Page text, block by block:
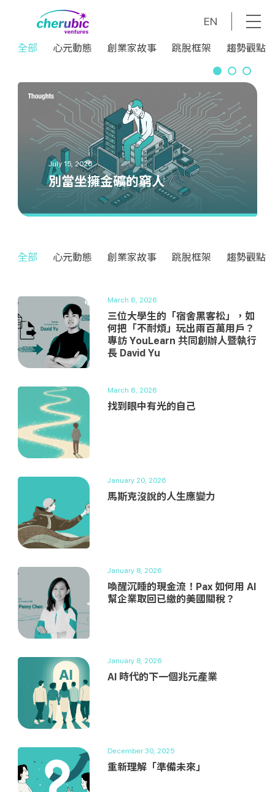
EN
全部 心元動態 創業家故事 跳脫框架 趨勢觀點
July 15, 2026
別當坐擁金礦的窮人
July 14, 2026
從世界盃到外星人都能交易：
預測市場如何將「未來」轉化
為新興資產？——專訪 Yoso
共同創辦人 James Shen
June 25, 2026
AI來了，大腦更要勤健身
全部 心元動態 創業家故事 跳脫框架 趨勢觀點
March 6, 2026
三位大學生的「宿舍黑客松」，如
何把「不耐煩」玩出兩百萬用戶？
專訪 YouLearn 共同創辦人暨執行
長 David Yu
March 6, 2026
找到眼中有光的自己
January 20, 2026
馬斯克沒說的人生應變力
January 8, 2026
喚醒沉睡的現金流！Pax 如何用 AI
幫企業取回已繳的美國關稅？
January 8, 2026
AI 時代的下一個兆元產業
December 30, 2025
重新理解「準備未來」